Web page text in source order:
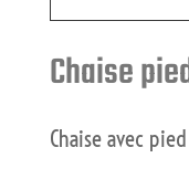
Chaise
Chaise avec